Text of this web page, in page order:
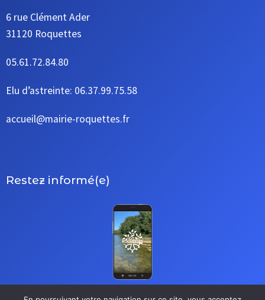
6 rue Clément Ader
31120 Roquettes
05.61.72.84.80
Elu d’astreinte: 06.37.99.75.58
accueil@mairie-roquettes.fr
Restez informé(e)